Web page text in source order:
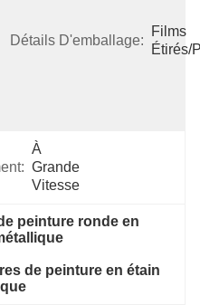
Détails D'emballage:
Films
Étirés/
À
Grande
Vitesse
peinture ronde en
de peinture en étain